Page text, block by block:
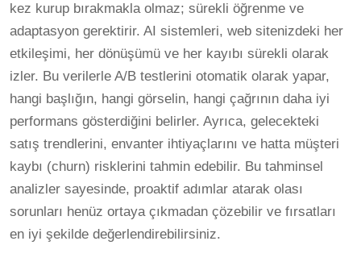
kez kurup bırakmakla olmaz; sürekli öğrenme ve
adaptasyon gerektirir. AI sistemleri, web sitenizdeki her
etkileşimi, her dönüşümü ve her kayıbı sürekli olarak
izler. Bu verilerle A/B testlerini otomatik olarak yapar,
hangi başlığın, hangi görselin, hangi çağrının daha iyi
performans gösterdiğini belirler. Ayrıca, gelecekteki
satış trendlerini, envanter ihtiyaçlarını ve hatta müşteri
kaybı (churn) risklerini tahmin edebilir. Bu tahminsel
analizler sayesinde, proaktif adımlar atarak olası
sorunları henüz ortaya çıkmadan çözebilir ve fırsatları
en iyi şekilde değerlendirebilirsiniz.